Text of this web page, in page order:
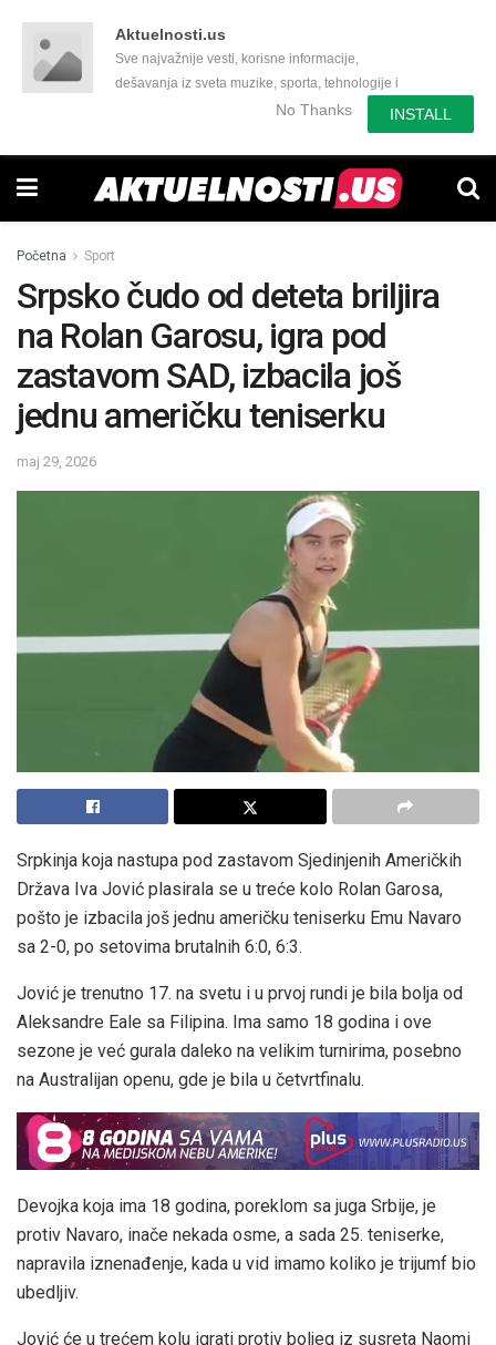
Aktuelnosti.us
Sve najvažnije vesti, korisne informacije,
dešavanja iz sveta muzike, sporta, tehnologije i
još mnogo toga zanimljivog.No Thanks INSTALL
Početna Sport
Srpsko čudo od deteta briljira
na Rolan Garosu, igra pod
zastavom SAD, izbacila još
jednu američku teniserku
maj 29, 2026
Srpkinja koja nastupa pod zastavom Sjedinjenih Američkih
Država Iva Jović plasirala se u treće kolo Rolan Garosa,
pošto je izbacila još jednu američku teniserku Emu Navaro
sa 2-0, po setovima brutalnih 6:0, 6:3.
Jović je trenutno 17. na svetu i u prvoj rundi je bila bolja od
Aleksandre Eale sa Filipina. Ima samo 18 godina i ove
sezone je već gurala daleko na velikim turnirima, posebno
na Australijan openu, gde je bila u četvrtfinalu.
Devojka koja ima 18 godina, poreklom sa juga Srbije, je
protiv Navaro, inače nekada osme, a sada 25. teniserke,
napravila iznenađenje, kada u vid imamo koliko je trijumf bio
ubedljiv.
Jović će u trećem kolu igrati protiv boljeg iz susreta Naomi